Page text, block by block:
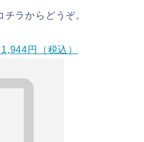
チラからどうぞ。
円（税込）